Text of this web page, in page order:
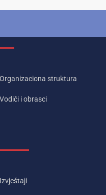
Organizaciona struktura
Vodiči i obrasci
Izvještaji